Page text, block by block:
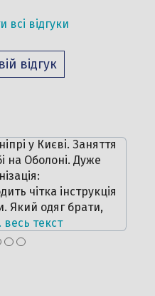
всі відгуки
відгук
у Києві. Заняття
на Оболоні. Дуже
чітка інструкція
Який одяг брати,
весь текст
●
●